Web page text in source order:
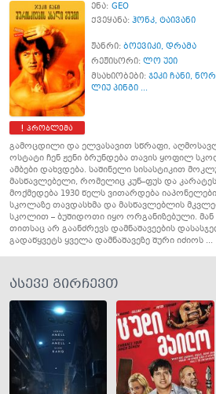
პრობლემა
ენა: GEO
ქვეყანა: ჰონკ, ტაივანი
ჟანრი: ბოევიკი, დრამა
რეჟისორი: ლო უეი
მსახიობები: ჯეკი ჩანი,
ლიუ პინგი ...
გამოცდილი და ელვასავით სწრაფი,
ოსტატი ჩენ ჟენი ბრუნდება თავის ყოფილ
ამბები დახვდება. საშინელი სისასტიკით
მასწავლებელი, რომელიც კუნ–ფუს და
მოქმედება 1930 წელს ვითარდება
სკოლაზე თავდასხმა და მასწავლებლის
სკოლით – ბუშიდოთი იყო ორგანიზებული.
თითსაც არ გაანძრევს დამნაშავეების
გადაწყვეტს ყველა დამნაშავეზე შური იძიოს ...
ასევე გირჩევთ